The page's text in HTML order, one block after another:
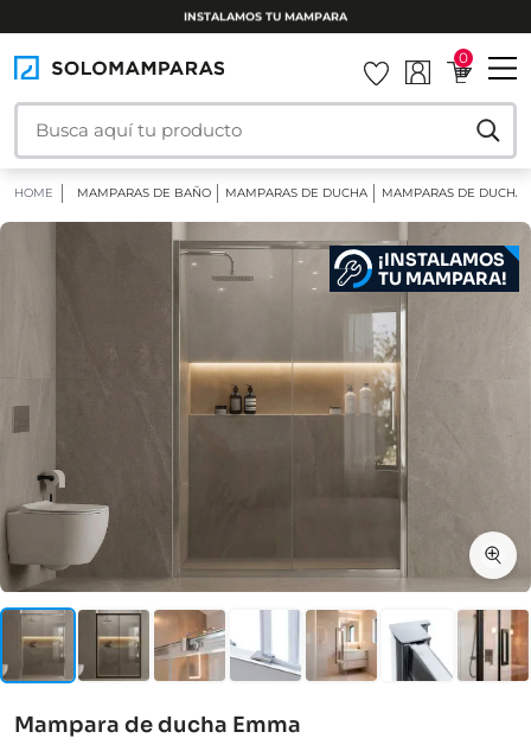
INSTALAMOS TU MAMPARA
0
HOME MAMPARAS DE BAÑO MAMPARAS DE DUCHA MAMPARAS DE DUCHA
¡INSTALAMOS
TU MAMPARA!
Mampara de ducha Emma